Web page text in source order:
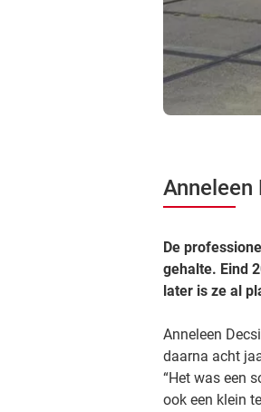
Anneleen
De
gehalte. Eind
later is ze al
Anneleen
daarna acht
“Het was een
ook een klein